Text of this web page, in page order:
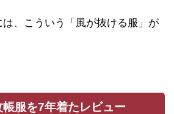
、こういう「風が抜ける服」が
服を7年着たレビュー